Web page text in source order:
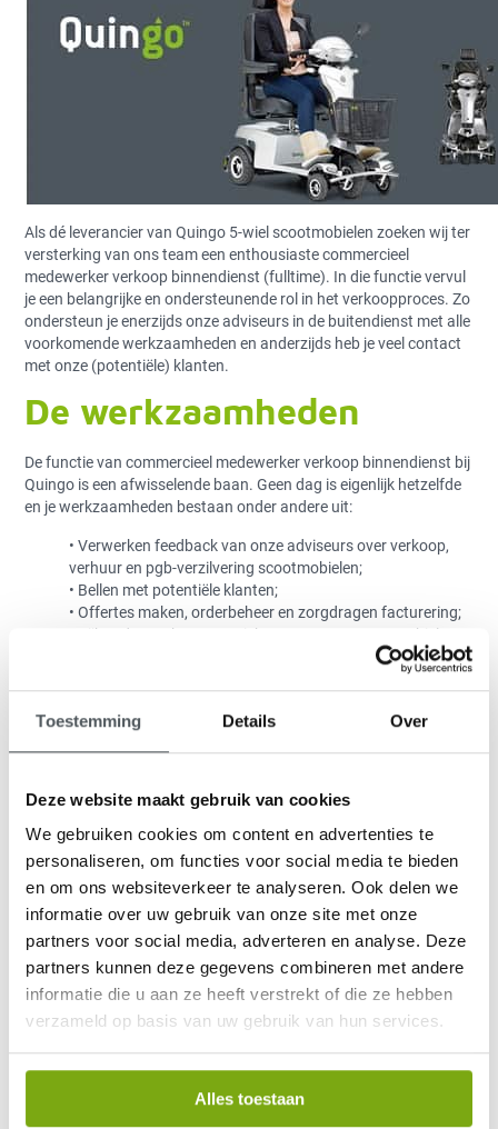
Toestemming Details Over
Deze website maakt gebruik van cookies
We gebruiken cookies om content en advertenties te
personaliseren, om functies voor social media te bieden
en om ons websiteverkeer te analyseren. Ook delen we
informatie over uw gebruik van onze site met onze
partners voor social media, adverteren en analyse. Deze
partners kunnen deze gegevens combineren met andere
informatie die u aan ze heeft verstrekt of die ze hebben
verzameld op basis van uw gebruik van hun services.
Alles toestaan
Als dé leverancier van Quingo 5-wiel scootmobielen zoeken wij ter
versterking van ons team een enthousiaste commercieel
medewerker verkoop binnendienst (fulltime). In die functie vervul
je een belangrijke en ondersteunende rol in het verkoopproces. Zo
ondersteun je enerzijds onze adviseurs in de buitendienst met alle
voorkomende werkzaamheden en anderzijds heb je veel contact
met onze (potentiële) klanten.
De werkzaamheden
De functie van commercieel medewerker verkoop binnendienst bij
Quingo is een afwisselende baan. Geen dag is eigenlijk hetzelfde
en je werkzaamheden bestaan onder andere uit:
• Verwerken feedback van onze adviseurs over verkoop,
verhuur en pgb-verzilvering scootmobielen;
• Bellen met potentiële klanten;
• Offertes maken, orderbeheer en zorgdragen facturering;
• Bijhouden verkoopoverzichten van onze scootmobielen;
overleg met onze klanten;
• Uitleg geven over onze service- en onderhoudscontracten
en het inplannen van onderhoud plus reparaties;
• Medeverantwoordelijk voor het aftersalestraject: van
tevredenheid over gemaakte proefrit tot aankoop
scootmobiel.
Functie-eisen
Wij zoeken een commercieel medewerker verkoop binnendienst
met onder meer de volgende kennis en vaardigheden:
• Commerciële instelling en bent communicatief vaardig;
• Uitstekende beheersing van de Nederlandse taal;